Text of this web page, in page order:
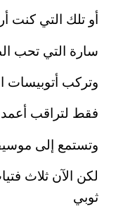
أو تلك التي كنت
سارة التي تحب
وتركب أتوبيسات
فقط لتراقب
وتستمع إلى
لكن الآن ثلاث
ثوبي